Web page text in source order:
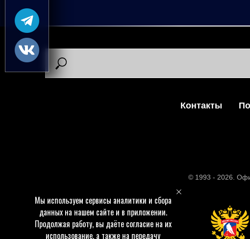
Мы используем сервисы аналитики и сбора
данных на нашем сайте и в приложении.
Продолжая работу, вы даёте согласие на их
использование, а также на передачу
Контакты
© 1993 - 2026.